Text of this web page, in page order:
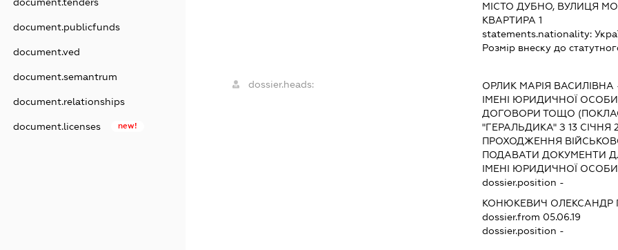
document.publicfunds
document.ved
document.semantrum
document.relationships
document.licenses new!
МІСТО ДУБНО, ВУЛИЦЯ
КВАРТИРА 1
statements.nationality:
Розмір внеску до
dossier.heads: ОРЛИК МАРІЯ ВАСИЛІВНА
ІМЕНІ ЮРИДИЧНОЇ
ДОГОВОРИ ТОЩО
"ГЕРАЛЬДИКА" З 13 СІЧНЯ
ПРОХОДЖЕННЯ
ПОДАВАТИ ДОКУМЕНТИ
ІМЕНІ ЮРИДИЧНОЇ ОСОБИ
dossier.position -
КОНЮКЕВИЧ ОЛЕКСАНДР
dossier.from 05.06.19
dossier.position -